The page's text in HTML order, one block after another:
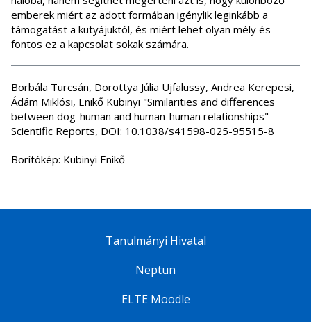
emberek miért az adott formában igénylik leginkább a
támogatást a kutyájuktól, és miért lehet olyan mély és
fontos ez a kapcsolat sokak számára.
Borbála Turcsán, Dorottya Júlia Ujfalussy, Andrea Kerepesi,
Ádám Miklósi, Enikő Kubinyi "Similarities and differences
between dog-human and human-human relationships"
Scientific Reports, DOI: 10.1038/s41598-025-95515-8
Borítókép: Kubinyi Enikő
Tanulmányi Hivatal
Neptun
ELTE Moodle